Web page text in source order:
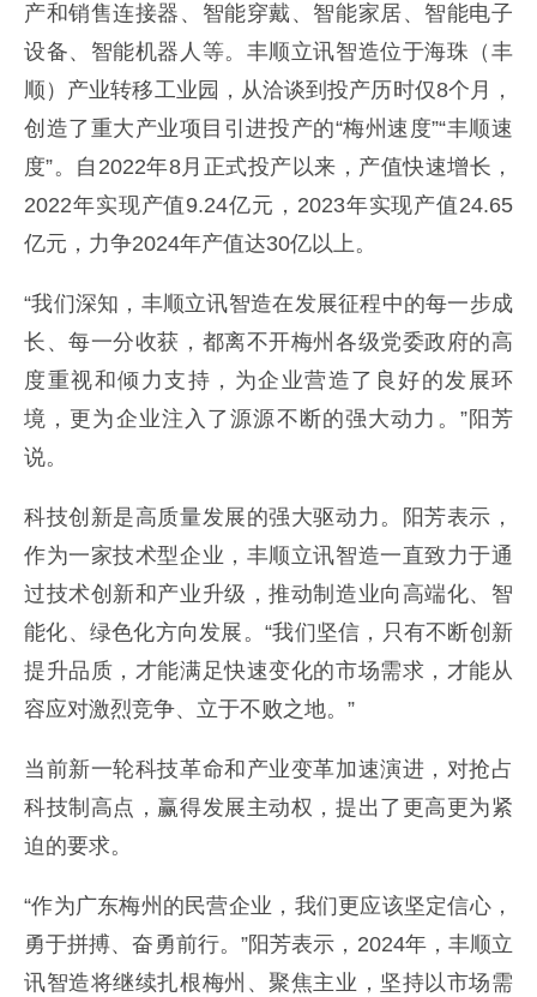
产和销售连接器、智能穿戴、智能家居、智能电子
设备、智能机器人等。丰顺立讯智造位于海珠（丰
顺）产业转移工业园，从洽谈到投产历时仅8个月，
创造了重大产业项目引进投产的“梅州速度”“丰顺速
度”。自2022年8月正式投产以来，产值快速增长，
2022年实现产值9.24亿元，2023年实现产值24.65
亿元，力争2024年产值达30亿以上。
“我们深知，丰顺立讯智造在发展征程中的每一步成
长、每一分收获，都离不开梅州各级党委政府的高
度重视和倾力支持，为企业营造了良好的发展环
境，更为企业注入了源源不断的强大动力。”阳芳
说。
科技创新是高质量发展的强大驱动力。阳芳表示，
作为一家技术型企业，丰顺立讯智造一直致力于通
过技术创新和产业升级，推动制造业向高端化、智
能化、绿色化方向发展。“我们坚信，只有不断创新
提升品质，才能满足快速变化的市场需求，才能从
容应对激烈竞争、立于不败之地。”
当前新一轮科技革命和产业变革加速演进，对抢占
科技制高点，赢得发展主动权，提出了更高更为紧
迫的要求。
“作为广东梅州的民营企业，我们更应该坚定信心，
勇于拼搏、奋勇前行。”阳芳表示，2024年，丰顺立
讯智造将继续扎根梅州、聚焦主业，坚持以市场需